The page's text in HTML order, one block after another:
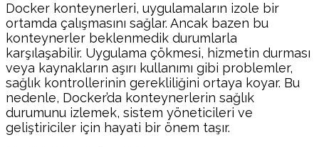
Docker konteynerleri, uygulamaların izole bir
ortamda çalışmasını sağlar. Ancak bazen bu
konteynerler beklenmedik durumlarla
karşılaşabilir. Uygulama çökmesi, hizmetin durması
veya kaynakların aşırı kullanımı gibi problemler,
sağlık kontrollerinin gerekliliğini ortaya koyar. Bu
nedenle, Docker’da konteynerlerin sağlık
durumunu izlemek, sistem yöneticileri ve
geliştiriciler için hayati bir önem taşır.